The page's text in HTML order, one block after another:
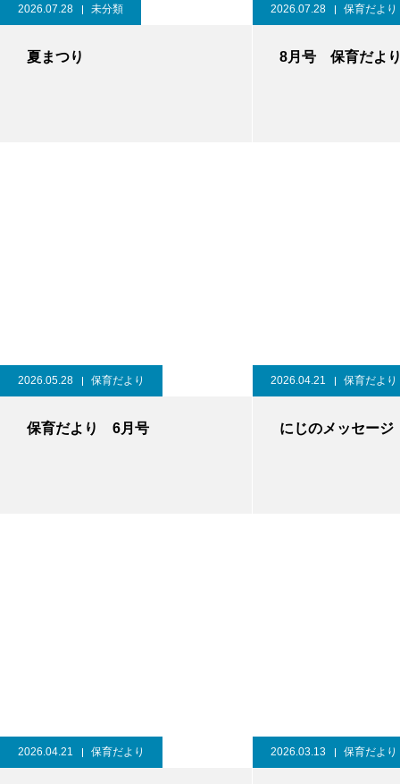
2026.07.28 未分類
夏まつり
2026.07.28 保育だより
8月号 保育だよ
2026.05.28 保育だより
保育だより 6月号
2026.04.21 保育だより
にじのメッセージ
2026.04.21 保育だより 2026.03.13 保育だより